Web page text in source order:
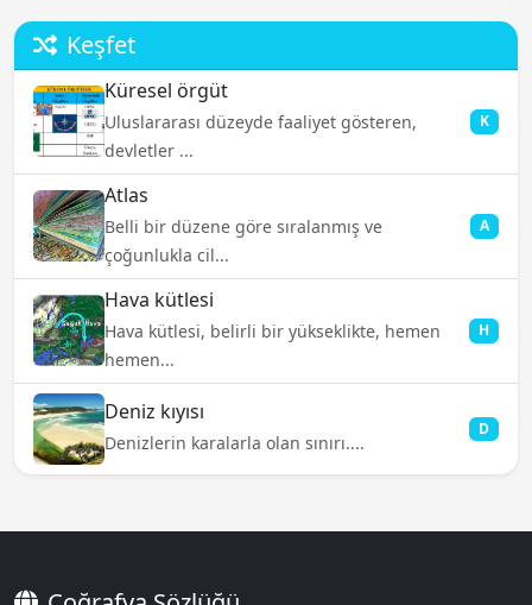
Keşfet
Küresel örgüt
Uluslararası düzeyde faaliyet gösteren,
devletler ...
K
Atlas
Belli bir düzene göre sıralanmış ve
çoğunlukla cil...
A
Hava kütlesi
Hava kütlesi, belirli bir yükseklikte, hemen
hemen...
H
Deniz kıyısı
Denizlerin karalarla olan sınırı....
D